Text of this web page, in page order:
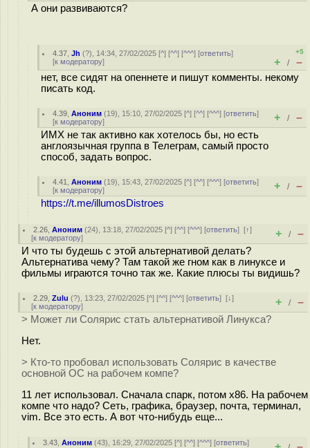
А они развиваются?
4.37 ,Jh (?), 14:34, 27/02/2025 [^] [^^] [^^^] [ответить]
[к модератору]
+5
+ / –
нет, все сидят на опеннете и пишут комменты. некому
писать код.
4.39 ,Аноним (19), 15:10, 27/02/2025 [^] [^^] [^^^] [ответить]
[к модератору] + / –
ИМХ не так активно как хотелось бы, но есть
англоязычная группа в Телеграм, самый просто
способ, задать вопрос.
4.41 ,Аноним (19), 15:43, 27/02/2025 [^] [^^] [^^^] [ответить]
[к модератору] + / –
https://t.me/illumosDistroes
2.26 ,Аноним (24), 13:18, 27/02/2025 [^] [^^] [^^^] [ответить][↑]
[к модератору] + / –
И что ты будешь с этой альтернативой делать?
Альтернатива чему? Там такой же гном как в линуксе и
фильмы играются точно так же. Какие плюсы ты видишь?
2.29 ,Zulu (?), 13:23, 27/02/2025 [^] [^^] [^^^] [ответить][↓]
[к модератору] + / –
> Может ли Солярис стать альтернативой Линукса?
Нет.
> Кто-то пробовал использовать Солярис в качестве
основной ОС на рабочем компе?
11 лет использовал. Сначала спарк, потом x86. На рабочем
компе что надо? Сеть, графика, браузер, почта, терминал,
vim. Все это есть. А вот что-нибудь еще...
3.43 ,Аноним (43), 16:29, 27/02/2025 [^] [^^] [^^^] [ответить]